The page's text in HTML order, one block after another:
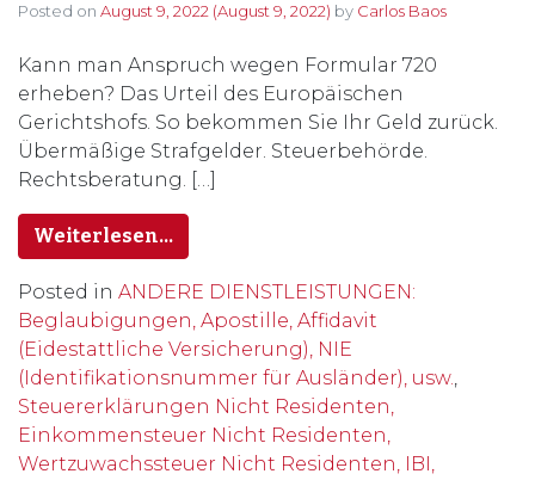
Posted on August 9, 2022 (August 9, 2022) by Carlos Baos
Kann man Anspruch wegen Formular 720
erheben? Das Urteil des Europäischen
Gerichtshofs. So bekommen Sie Ihr Geld zurück.
Übermäßige Strafgelder. Steuerbehörde.
Rechtsberatung. […]
Weiterlesen…
Posted in ANDERE DIENSTLEISTUNGEN:
Beglaubigungen, Apostille, Affidavit
(Eidestattliche Versicherung), NIE
(Identifikationsnummer für Ausländer), usw.,
Steuererklärungen Nicht Residenten,
Einkommensteuer Nicht Residenten,
Wertzuwachssteuer Nicht Residenten, IBI,